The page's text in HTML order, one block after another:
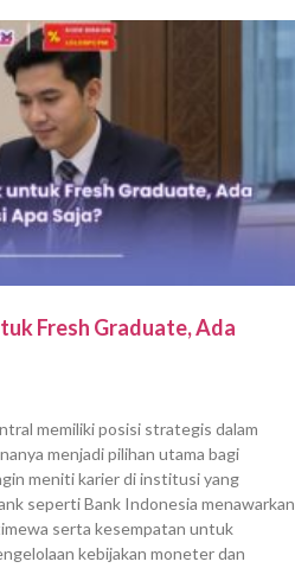
Fresh Graduate, Ada
memiliki posisi strategis dalam
menjadi pilihan utama bagi
meniti karier di institusi yang
seperti Bank Indonesia menawarkan
serta kesempatan untuk
kebijakan moneter dan